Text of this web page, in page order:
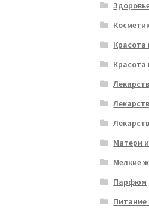
Красота
Красота
Матери
Мелкие
Парфюм
Питание